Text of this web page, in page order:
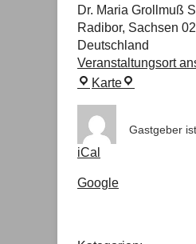
Dr. Maria Grollmuß
Radibor, Sachsen
Deutschland
Veranstaltungsort
KarteSLAVIA
Gastgeber ist
iCal
Google